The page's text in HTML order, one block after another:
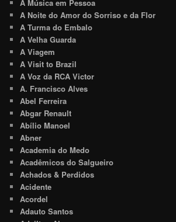
A Música em Pessoa
A Noite do Amor do Sorriso e da Flor
A Turma do Embalo
A Velha Guarda
A Viagem
A Visit to Brazil
A Voz da RCA Victor
A. Francisco Alves
Abel Ferreira
Abgar Renault
Abílio Manoel
Abner
Academia do Medo
Acadêmicos do Salgueiro
Achados & Perdidos
Acidente
Acordel
Adauto Santos